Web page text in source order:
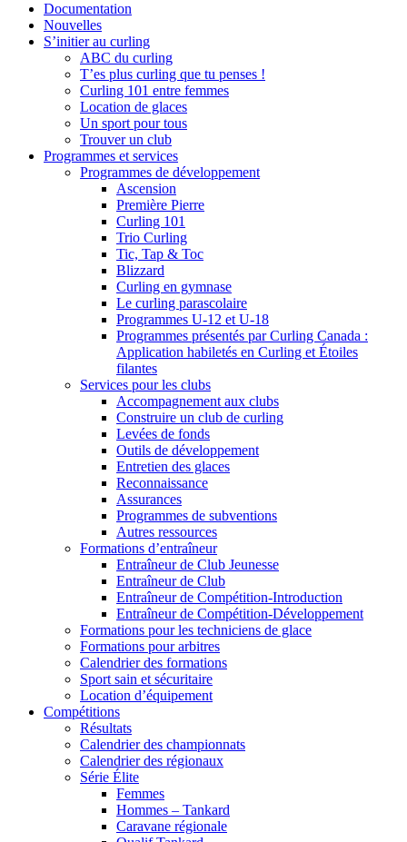
Documentation
Nouvelles
S’initier au curling
ABC du curling
T’es plus curling que tu penses !
Curling 101 entre femmes
Location de glaces
Un sport pour tous
Trouver un club
Programmes et services
Programmes de développement
Ascension
Première Pierre
Curling 101
Trio Curling
Tic, Tap & Toc
Blizzard
Curling en gymnase
Le curling parascolaire
Programmes U-12 et U-18
Programmes présentés par Curling Canada :
Application habiletés en Curling et Étoiles
filantes
Services pour les clubs
Accompagnement aux clubs
Construire un club de curling
Levées de fonds
Outils de développement
Entretien des glaces
Reconnaissance
Assurances
Programmes de subventions
Autres ressources
Formations d’entraîneur
Entraîneur de Club Jeunesse
Entraîneur de Club
Entraîneur de Compétition-Introduction
Entraîneur de Compétition-Développement
Formations pour les techniciens de glace
Formations pour arbitres
Calendrier des formations
Sport sain et sécuritaire
Location d’équipement
Compétitions
Résultats
Calendrier des championnats
Calendrier des régionaux
Série Élite
Femmes
Hommes – Tankard
Caravane régionale